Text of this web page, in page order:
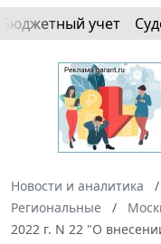
Бюджетный учет
Новости и аналитика
Региональные
2022 г. N 22 "О